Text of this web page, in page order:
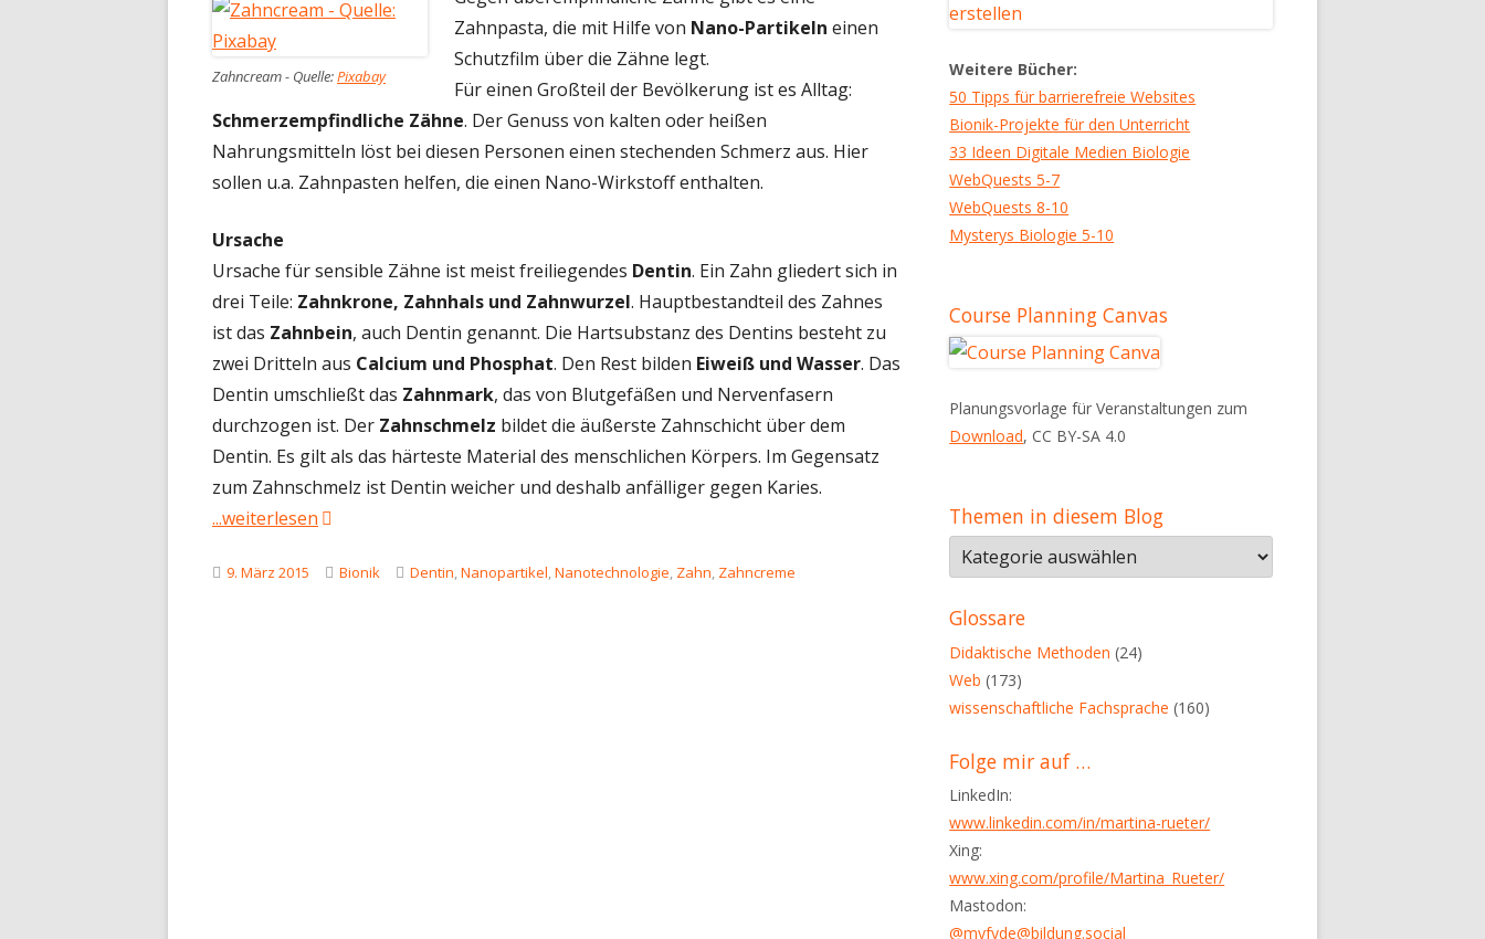
Zahncream - Quelle:Pixabay
Zahnpasta, die mit Hilfe von Nano-Partikeln einen
Schutzfilm über die Zähne legt.
Für einen Großteil der Bevölkerung ist es Alltag:
Schmerzempfindliche Zähne. Der Genuss von kalten oder heißen
Nahrungsmitteln löst bei diesen Personen einen stechenden Schmerz aus. Hier
sollen u.a. Zahnpasten helfen, die einen Nano-Wirkstoff enthalten.
Ursache
Ursache für sensible Zähne ist meist freiliegendes Dentin. Ein Zahn gliedert sich in
drei Teile: Zahnkrone, Zahnhals und Zahnwurzel. Hauptbestandteil des Zahnes
ist das Zahnbein, auch Dentin genannt. Die Hartsubstanz des Dentins besteht zu
zwei Dritteln aus Calcium und Phosphat. Den Rest bilden Eiweiß und Wasser. Das
Dentin umschließt das Zahnmark, das von Blutgefäßen und Nervenfasern
durchzogen ist. Der Zahnschmelz bildet die äußerste Zahnschicht über dem
Dentin. Es gilt als das härteste Material des menschlichen Körpers. Im Gegensatz
zum Zahnschmelz ist Dentin weicher und deshalb anfälliger gegen Karies.
...weiterlesen "Schmerzempfindliche Zähne: Nano-Zahncreme repariert kleine Defekte"
Veröffentlicht
9. März 2015 Kategorien
Bionik Schlagwörter
Dentin,Nanopartikel,Nanotechnologie, Zahn, Zahncreme
Weitere Bücher:
50 Tipps für barrierefreie Websites
Bionik-Projekte für den Unterricht
33 Ideen Digitale Medien Biologie
WebQuests 5-7
WebQuests 8-10
Mysterys Biologie 5-10
Course Planning Canvas
Planungsvorlage für Veranstaltungen zum
Download, CC BY-SA 4.0
Themen in diesem Blog
Themen
in
diesem
Blog
Glossare
Didaktische Methoden (24)
Web (173)
wissenschaftliche Fachsprache (160)
Folge mir auf …
LinkedIn:
www.linkedin.com/in/martina-rueter/
Xing:
www.xing.com/profile/Martina_Rueter/
Mastodon:
@myfyde@bildung.social